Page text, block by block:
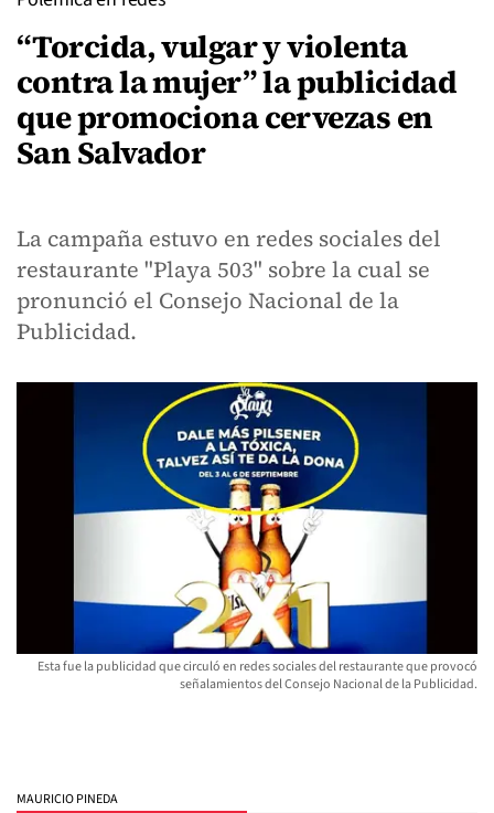
“Torcida, vulgar y violenta
contra la mujer” la publicidad
que promociona cervezas en
San Salvador
La campaña estuvo en redes sociales del
restaurante "Playa 503" sobre la cual se
pronunció el Consejo Nacional de la
Publicidad.
Esta fue la publicidad que circuló en redes sociales del restaurante que provocó
señalamientos del Consejo Nacional de la Publicidad.
MAURICIO PINEDA